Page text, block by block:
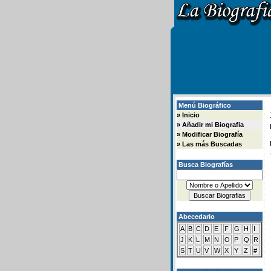
Menú Biográfico
» Inicio
» Añadir mi Biografia
» Modificar Biografía
» Las más Buscadas
Busca Biografías
Abecedario
A B C D E F G H
I
J
K L M N O P Q
R
S T U V W X Y Z #